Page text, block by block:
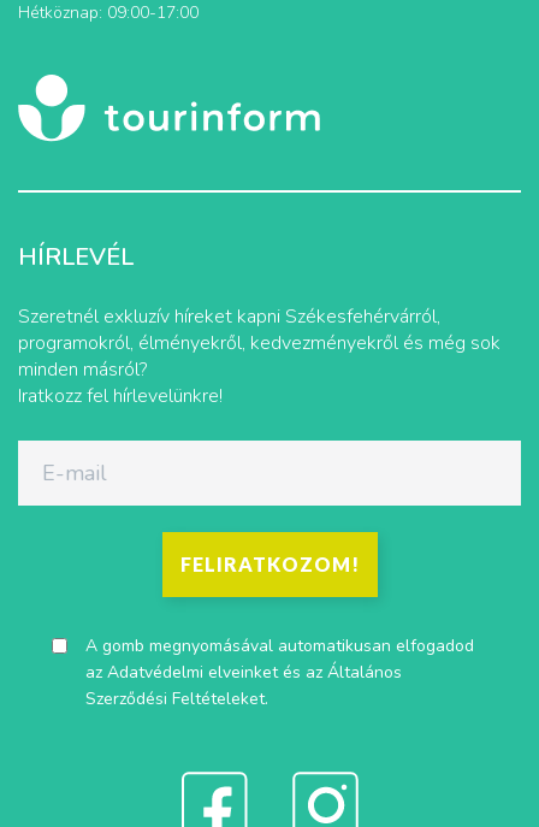
Hétköznap: 09:00-17:00
HÍRLEVÉL
Szeretnél exkluzív híreket kapni Székesfehérvárról,
programokról, élményekről, kedvezményekről és még sok
minden másról?
Iratkozz fel hírlevelünkre!
FELIRATKOZOM!
A gomb megnyomásával automatikusan elfogadod
az Adatvédelmi elveinketés az Általános
Szerződési Feltételeket.